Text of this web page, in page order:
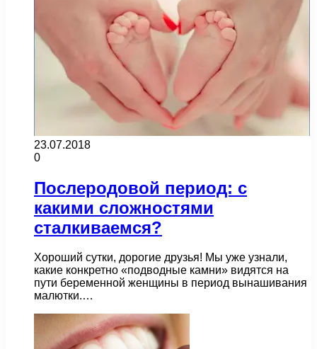
23.07.2018
0
Послеродовой период: с
какими сложностями
сталкиваемся?
Хороший сутки, дорогие друзья! Мы уже узнали,
какие конкретно «подводные камни» видятся на
пути беременной женщины в период вынашивания
малютки.…